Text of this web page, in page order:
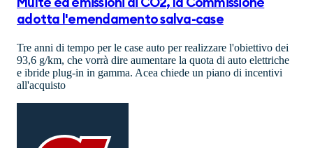
Multe ed emissioni di CO2, la Commissione
adotta l'emendamento salva-case
Tre anni di tempo per le case auto per realizzare l'obiettivo dei
93,6 g/km, che vorrà dire aumentare la quota di auto elettriche
e ibride plug-in in gamma. Acea chiede un piano di incentivi
all'acquisto